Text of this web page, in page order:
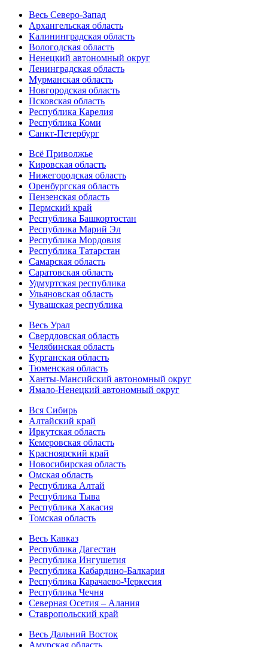
Весь Северо-Запад
Архангельская область
Калининградская область
Вологодская область
Ненецкий автономный округ
Ленинградская область
Мурманская область
Новгородская область
Псковская область
Республика Карелия
Республика Коми
Санкт-Петербург
Всё Приволжье
Кировская область
Нижегородская область
Оренбургская область
Пензенская область
Пермский край
Республика Башкортостан
Республика Марий Эл
Республика Мордовия
Республика Татарстан
Самарская область
Саратовская область
Удмуртская республика
Ульяновская область
Чувашская республика
Весь Урал
Свердловская область
Челябинская область
Курганская область
Тюменская область
Ханты-Мансийский автономный округ
Ямало-Ненецкий автономный округ
Вся Сибирь
Алтайский край
Иркутская область
Кемеровская область
Красноярский край
Новосибирская область
Омская область
Республика Алтай
Республика Тыва
Республика Хакасия
Томская область
Весь Кавказ
Республика Дагестан
Республика Ингушетия
Республика Кабардино-Балкария
Республика Карачаево-Черкесия
Республика Чечня
Северная Осетия – Алания
Ставропольский край
Весь Дальний Восток
Амурская область